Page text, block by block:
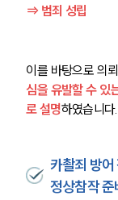
⇒ 범죄 성립
이를 바탕으로 의
심을 유발할 수 있
로 설명하였습니다.
카촬죄 방
정상참작 준